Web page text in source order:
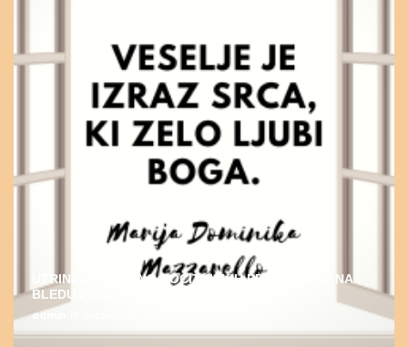
UTRINEK DUHOVNO-POČITNIŠKIH PROGRAMOV NA
BLEDU 2022
admin